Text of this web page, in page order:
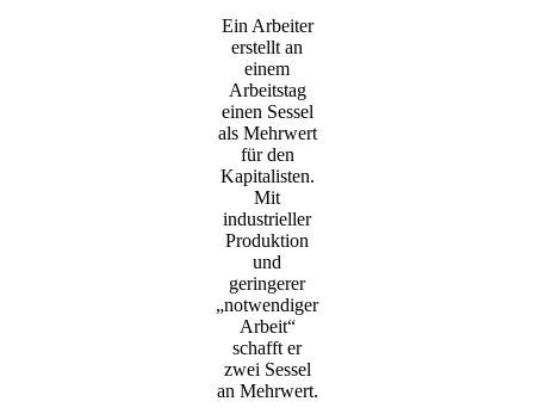
Ein Arbeiter
erstellt an
einem
Arbeitstag
einen Sessel
als Mehrwert
für den
Kapitalisten.
Mit
industrieller
Produktion
und
geringerer
„notwendiger
Arbeit“
schafft er
zwei Sessel
an Mehrwert.